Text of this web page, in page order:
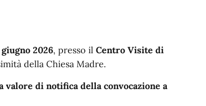
giugno 2026, presso il Centro Visite di
della Chiesa Madre.
valore di notifica della convocazione a